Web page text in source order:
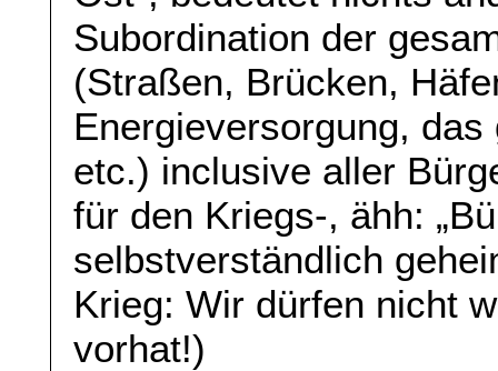
Subordination der
(Straßen, Brücken,
Energieversorgung,
etc.) inclusive aller
für den Kriegs-, ähh:
selbstverständlich
Krieg: Wir dürfen nicht
vorhat!)